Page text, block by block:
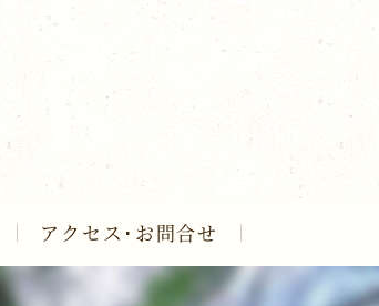
アクセス･お問合せ